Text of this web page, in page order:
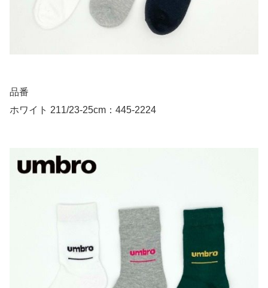
品番
ホワイト 211/23-25cm：445-2224